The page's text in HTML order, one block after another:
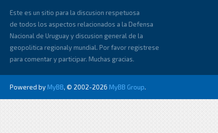
Este es un sitio para la discusion respetuosa
de todos los aspectos relacionados a la Defensa
Nacional de Uruguay y discusion general de la
geopolitica regionaly mundial. Por favor registrese
para comentar y participar. Muchas gracias.
Powered by MyBB, © 2002-2026 MyBB Group.